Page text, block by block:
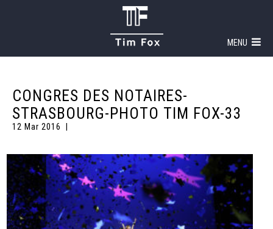
MENU
CONGRES DES NOTAIRES-
STRASBOURG-PHOTO TIM FOX-33
12 Mar 2016